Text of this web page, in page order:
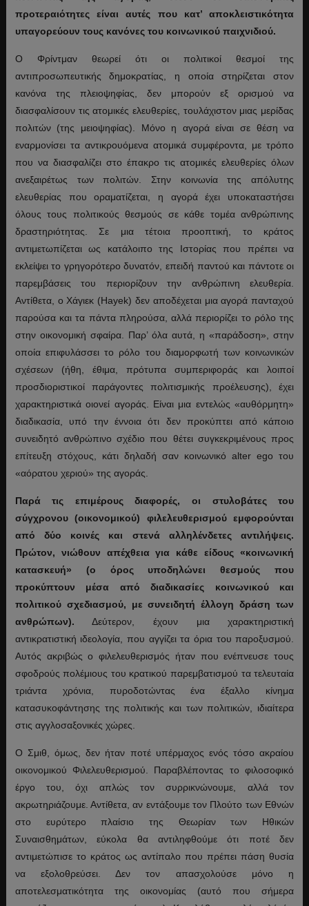
προτεραιότητες είναι αυτές που κατ’ αποκλειστικότητα
υπαγορεύουν τους κανόνες του κοινωνικού παιχνιδιού.
Ο Φρίντμαν θεωρεί ότι οι πολιτικοί θεσμοί της
αντιπροσωπευτικής δημοκρατίας, η οποία στηρίζεται στον
κανόνα της πλειοψηφίας, δεν μπορούν εξ ορισμού να
διασφαλίσουν τις ατομικές ελευθερίες, τουλάχιστον μιας μερίδας
πολιτών (της μειοψηφίας). Μόνο η αγορά είναι σε θέση να
εναρμονίσει τα αντικρουόμενα ατομικά συμφέροντα, με τρόπο
που να διασφαλίζει στο έπακρο τις ατομικές ελευθερίες όλων
ανεξαιρέτως των πολιτών. Στην κοινωνία της απόλυτης
ελευθερίας που οραματίζεται, η αγορά έχει υποκαταστήσει
όλους τους πολιτικούς θεσμούς σε κάθε τομέα ανθρώπινης
δραστηριότητας. Σε μια τέτοια προοπτική, το κράτος
αντιμετωπίζεται ως κατάλοιπο της Ιστορίας που πρέπει να
εκλείψει το γρηγορότερο δυνατόν, επειδή παντού και πάντοτε οι
παρεμβάσεις του περιορίζουν την ανθρώπινη ελευθερία.
Αντίθετα, ο Χάγιεκ (Hayek) δεν αποδέχεται μια αγορά πανταχού
παρούσα και τα πάντα πληρούσα, αλλά περιορίζει το ρόλο της
στην οικονομική σφαίρα. Παρ’ όλα αυτά, η «παράδοση», στην
οποία επιφυλάσσει το ρόλο του διαμορφωτή των κοινωνικών
σχέσεων (ήθη, έθιμα, πρότυπα συμπεριφοράς και λοιποί
προσδιοριστικοί παράγοντες πολιτισμικής προέλευσης), έχει
χαρακτηριστικά οιονεί αγοράς. Είναι μια εντελώς «αυθόρμητη»
διαδικασία, υπό την έννοια ότι δεν προκύπτει από κάποιο
συνειδητό ανθρώπινο σχέδιο που θέτει συγκεκριμένους προς
επίτευξη στόχους, κάτι δηλαδή σαν κοινωνικό alter ego του
«αόρατου χεριού» της αγοράς.
Παρά τις επιμέρους διαφορές, οι στυλοβάτες του
σύγχρονου (οικονομικού) φιλελευθερισμού εμφορούνται
από δύο κοινές και στενά αλληλένδετες αντιλήψεις.
Πρώτον, νιώθουν απέχθεια για κάθε είδους «κοινωνική
κατασκευή» (ο όρος υποδηλώνει θεσμούς που
προκύπτουν μέσα από διαδικασίες κοινωνικού και
πολιτικού σχεδιασμού, με συνειδητή έλλογη δράση των
ανθρώπων). Δεύτερον, έχουν μια χαρακτηριστική
αντικρατιστική ιδεολογία, που αγγίζει τα όρια του παροξυσμού.
Αυτός ακριβώς ο φιλελευθερισμός ήταν που ενέπνευσε τους
σφοδρούς πολέμιους του κρατικού παρεμβατισμού τα τελευταία
τριάντα χρόνια, πυροδοτώντας ένα έξαλλο κίνημα
κατασυκοφάντησης της πολιτικής και των πολιτικών, ιδιαίτερα
στις αγγλοσαξονικές χώρες.
Ο Σμιθ, όμως, δεν ήταν ποτέ υπέρμαχος ενός τόσο ακραίου
οικονομικού Φιλελευθερισμού. Παραβλέποντας το φιλοσοφικό
έργο του, όχι απλώς τον συρρικνώνουμε, αλλά τον
ακρωτηριάζουμε. Αντίθετα, αν εντάξουμε τον Πλούτο των Εθνών
στο ευρύτερο πλαίσιο της Θεωρίαν των Ηθικών
Συναισθημάτων, εύκολα θα αντιληφθούμε ότι ποτέ δεν
αντιμετώπισε το κράτος ως αντίπαλο που πρέπει πάση θυσία
να εξολοθρεύσει. Δεν τον απασχολούσε μόνο η
αποτελεσματικότητα της οικονομίας (αυτό που σήμερα